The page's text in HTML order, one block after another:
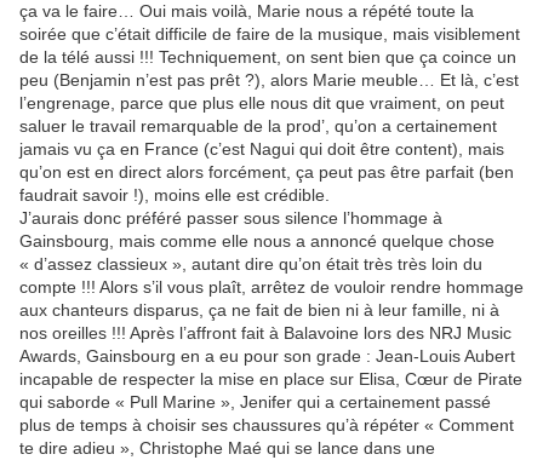
ça va le faire… Oui mais voilà, Marie nous a répété toute la
soirée que c’était difficile de faire de la musique, mais visiblement
de la télé aussi !!! Techniquement, on sent bien que ça coince un
peu (Benjamin n’est pas prêt ?), alors Marie meuble… Et là, c’est
l’engrenage, parce que plus elle nous dit que vraiment, on peut
saluer le travail remarquable de la prod’, qu’on a certainement
jamais vu ça en France (c’est Nagui qui doit être content), mais
qu’on est en direct alors forcément, ça peut pas être parfait (ben
faudrait savoir !), moins elle est crédible.
J’aurais donc préféré passer sous silence l’hommage à
Gainsbourg, mais comme elle nous a annoncé quelque chose
« d’assez classieux », autant dire qu’on était très très loin du
compte !!! Alors s’il vous plaît, arrêtez de vouloir rendre hommage
aux chanteurs disparus, ça ne fait de bien ni à leur famille, ni à
nos oreilles !!! Après l’affront fait à Balavoine lors des NRJ Music
Awards, Gainsbourg en a eu pour son grade : Jean-Louis Aubert
incapable de respecter la mise en place sur Elisa, Cœur de Pirate
qui saborde « Pull Marine », Jenifer qui a certainement passé
plus de temps à choisir ses chaussures qu’à répéter « Comment
te dire adieu », Christophe Maé qui se lance dans une